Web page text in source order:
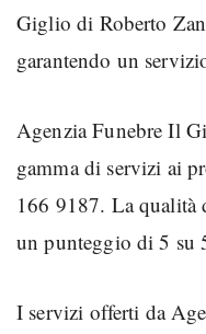
Giglio di Roberto
garantendo un
Agenzia Funebre Il
gamma di servizi ai
166 9187. La qualità
un punteggio di 5 su
I servizi offerti da